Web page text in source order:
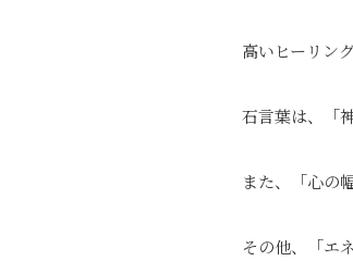
高いヒーリン
石言葉は、「
また、「心の
その他、「エ